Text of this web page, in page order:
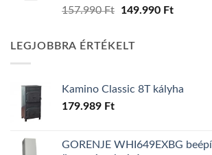
157.990Ft
Original
157.990 Ft.
149.990 FtCurrent
LEGJOBBRA ÉRTÉKELT
Kamino Classic 8T kályha
179.989 Ft
GORENJE WHI649EXBG